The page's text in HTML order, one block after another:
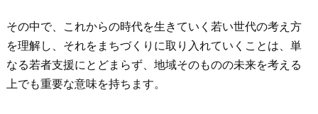
その中で、これからの時代を生きていく若い世代の考え方
を理解し、それをまちづくりに取り入れていくことは、単
なる若者支援にとどまらず、地域そのものの未来を考える
上でも重要な意味を持ちます。